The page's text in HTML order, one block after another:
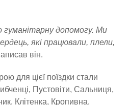
допомогу. Ми
які працювали, плели,
він.
для цієї поїздки стали
Пустовіти, Сальниця,
Клітенка, Кропивна,